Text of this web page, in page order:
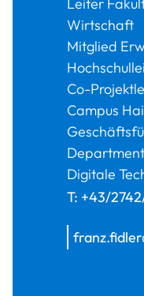
Wirtschaft
Mitglied
Co-
Campus
Digitale
T: +43/